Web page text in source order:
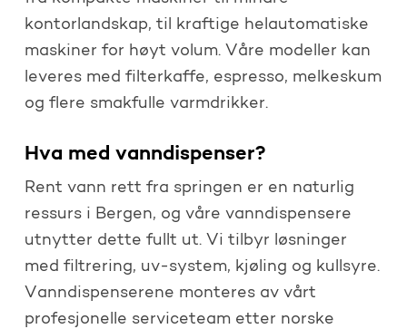
kontorlandskap, til kraftige helautomatiske
maskiner for høyt volum. Våre modeller kan
leveres med filterkaffe, espresso, melkeskum
og flere smakfulle varmdrikker.
Hva med vanndispenser?
Rent vann rett fra springen er en naturlig
ressurs i Bergen, og våre vanndispensere
utnytter dette fullt ut. Vi tilbyr løsninger
med filtrering, uv-system, kjøling og kullsyre.
Vanndispenserene monteres av vårt
profesjonelle serviceteam etter norske